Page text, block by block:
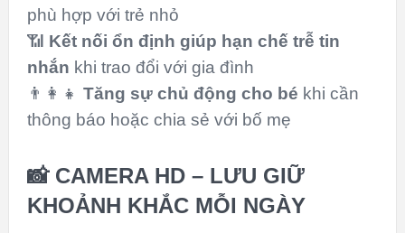
phù hợp với trẻ nhỏ
📶 Kết nối ổn định giúp hạn chế trễ tin
nhắn khi trao đổi với gia đình
👨‍👩‍👧 Tăng sự chủ động cho bé khi cần
thông báo hoặc chia sẻ với bố mẹ
📸 CAMERA HD – LƯU GIỮ
KHOẢNH KHẮC MỖI NGÀY